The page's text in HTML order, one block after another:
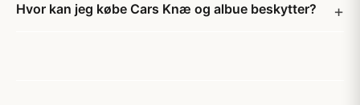
Hvor kan jeg købe Cars Knæ og albue beskytter?